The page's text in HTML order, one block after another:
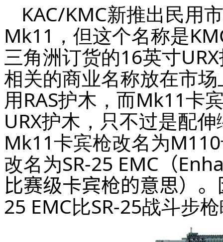
KAC/KMC新推出民用
Mk11，但这个名称是
三角洲订货的16英寸
相关的商业名称放在市
用RAS护木，而Mk11卡
URX护木，只不过是配
Mk11卡宾枪改名为
改名为SR-25 EMC（
比赛级卡宾枪的意思）
25 EMC比SR-25战斗步